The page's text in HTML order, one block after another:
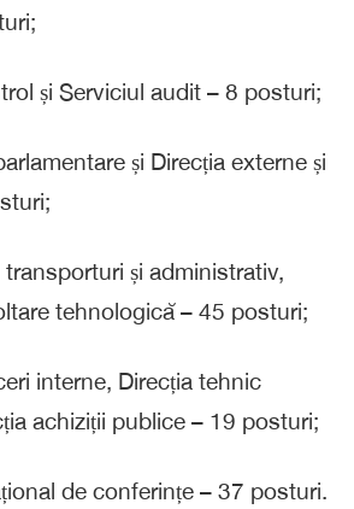
și Serviciul audit – 8 posturi;
și Direcția externe și
și administrativ,
tehnologică – 45 posturi;
interne, Direcția tehnic
achiziții publice – 19 posturi;
de conferințe – 37 posturi.